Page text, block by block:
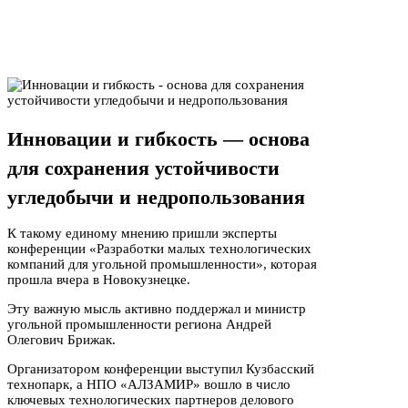
Инновации и гибкость — основа
для сохранения устойчивости
угледобычи и недропользования
К такому единому мнению пришли эксперты
конференции «Разработки малых технологических
компаний для угольной промышленности», которая
прошла вчера в Новокузнецке.
Эту важную мысль активно поддержал и министр
угольной промышленности региона Андрей
Олегович Брижак.
Организатором конференции выступил Кузбасский
технопарк, а НПО «АЛЗАМИР» вошло в число
ключевых технологических партнеров делового